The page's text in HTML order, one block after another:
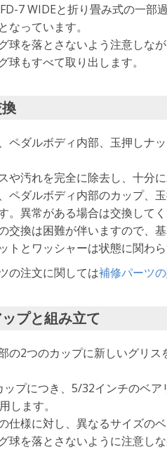
7 WIDEと折り畳み式の一部
なっています。
球を落とさないよう注意しな
球もすべて取り出します。
ペダルボディ内部、玉押しナ
や汚れを完全に除去し、十分に
ペダルボディ内部のカップ、
。異常がある場合は交換してく
交換は困難が伴いますので、
トとワッシャーは状態に関わ
の注文に関しては補修パーツ
プと組み立て
の2つのカップに新しいグリ
プにつき、5/32インチのベア
します。
仕様に対し、異なるサイズの
球を落とさないように注意し